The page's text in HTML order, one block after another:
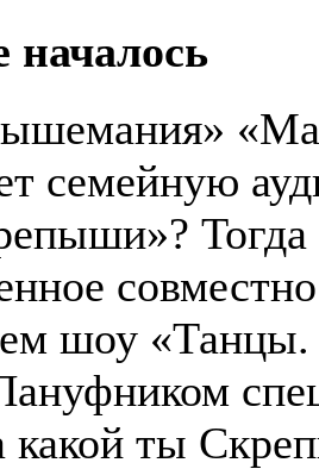
началось
семейную
Тогда
шоу
ты